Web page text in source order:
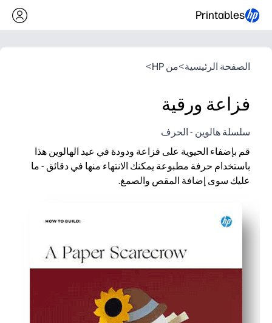
Printables
الصفحة الرئيسية>من HP >
فزاعة ورقية
سلسلة هالوين - الحرف
قم بإضفاء الحيوية على فزاعة ودودة في عيد الهالوين هذا
باستخدام حرفة مطبوعة يمكنك الانتهاء منها في دقائق - ما
عليك سوى إضافة المقص والصمغ.
مشاركة عالية - التدريب العملي يحافظ على تركيز الأطفال أثناء
جاهز للفصل الدراسي والمنزل - مثالي للمراكز أو مشاريع الأيام
جديرة بالعرض - ضعها على رف أو لوحة إعلانات للديكور الاحتفالي